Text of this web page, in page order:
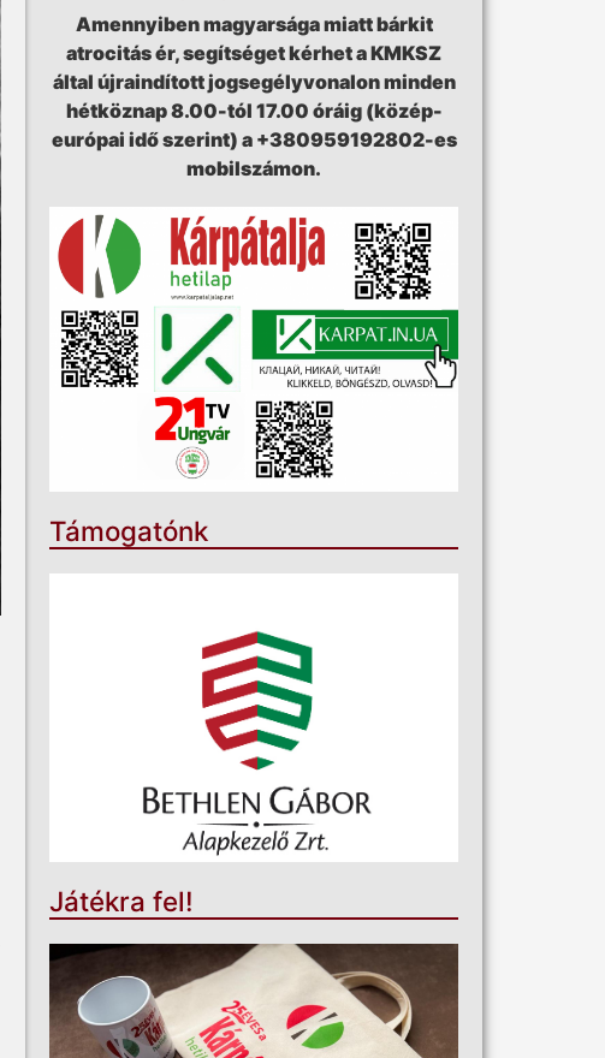
Amennyiben magyarsága miatt bárkit
atrocitás ér, segítséget kérhet a KMKSZ
által újraindított jogsegélyvonalon minden
hétköznap 8.00-tól 17.00 óráig (közép-
európai idő szerint) a +380959192802-es
mobilszámon.
Támogatónk
Játékra fel!